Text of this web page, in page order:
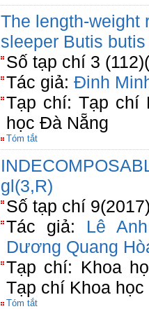
The length-weight
sleeper Butis butis
Số tạp chí 3
Tác giả: Đinh
Tạp chí: Tạp chí
học Đà Nẵng
Tóm tắt
gl(3,R)
Số tạp chí
Tác giả: Lê
Dương Quang
Tạp chí: Khoa
Tạp chí Khoa
Tóm tắt